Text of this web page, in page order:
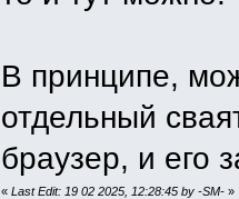
В принципе,
отдельный
браузер, и его
«Last Edit: 19 02 2025, 12:28:45 by -SM- »